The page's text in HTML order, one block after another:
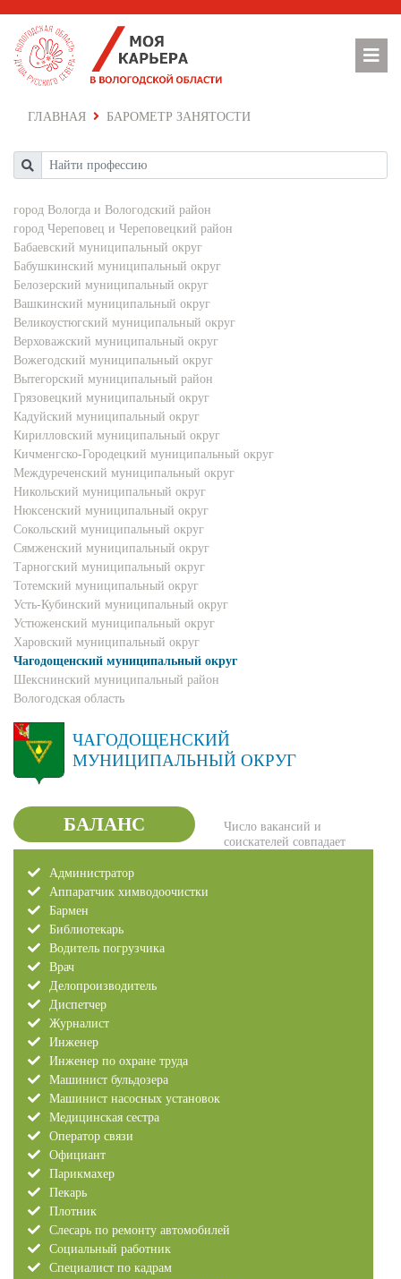
ГЛАВНАЯ БАРОМЕТР ЗАНЯТОСТИ
город Вологда и Вологодский район
город Череповец и Череповецкий район
Бабаевский муниципальный округ
Бабушкинский муниципальный округ
Белозерский муниципальный округ
Вашкинский муниципальный округ
Великоустюгский муниципальный округ
Верховажский муниципальный округ
Вожегодский муниципальный округ
Вытегорский муниципальный район
Грязовецкий муниципальный округ
Кадуйский муниципальный округ
Кирилловский муниципальный округ
Кичменгско-Городецкий муниципальный округ
Междуреченский муниципальный округ
Никольский муниципальный округ
Нюксенский муниципальный округ
Сокольский муниципальный округ
Сямженский муниципальный округ
Тарногский муниципальный округ
Тотемский муниципальный округ
Усть-Кубинский муниципальный округ
Устюженский муниципальный округ
Харовский муниципальный округ
Чагодощенский муниципальный округ
Шекснинский муниципальный район
Вологодская область
ЧАГОДОЩЕНСКИЙ
МУНИЦИПАЛЬНЫЙ ОКРУГ
БАЛАНС
Число вакансий и
соискателей совпадает
Администратор
Аппаратчик химводоочистки
Бармен
Библиотекарь
Водитель погрузчика
Врач
Делопроизводитель
Диспетчер
Журналист
Инженер
Инженер по охране труда
Машинист бульдозера
Машинист насосных установок
Медицинская сестра
Оператор связи
Официант
Парикмахер
Пекарь
Плотник
Слесарь по ремонту автомобилей
Социальный работник
Специалист по кадрам